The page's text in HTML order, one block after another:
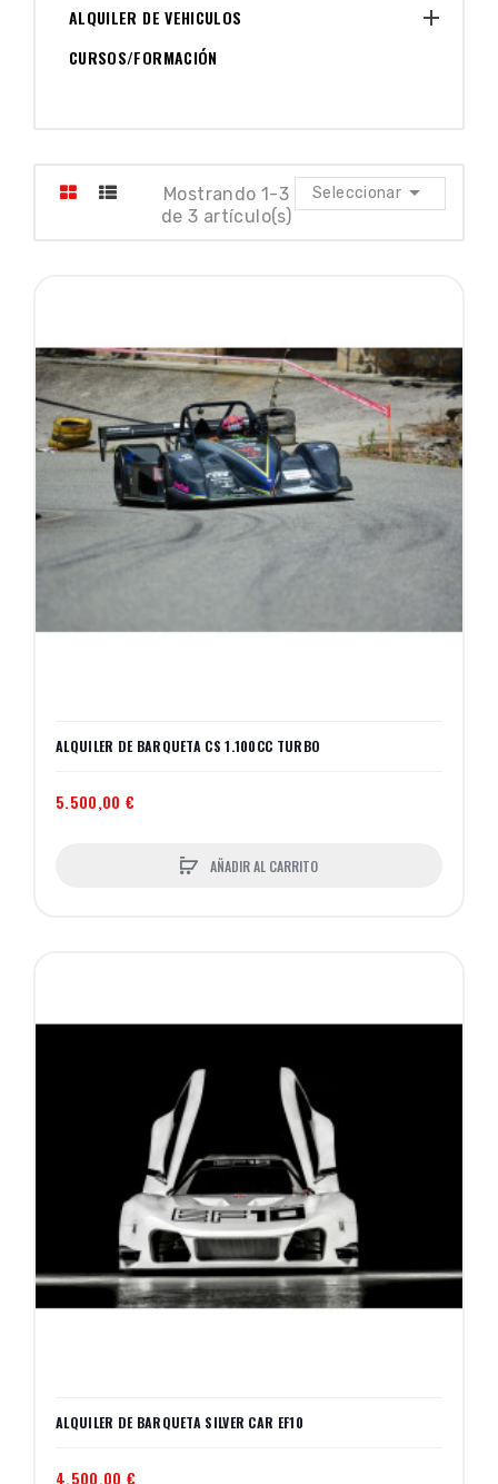
ALQUILER DE VEHICULOS

CURSOS/FORMACIÓN
Seleccionar 
Mostrando 1-3
de 3 artículo(s)
ALQUILER DE BARQUETA CS 1.100CC TURBO
5.500,00 €
AÑADIR AL CARRITO
ALQUILER DE BARQUETA SILVER CAR EF10
4.500,00 €